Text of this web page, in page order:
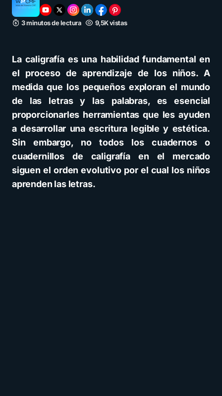
3 minutos de lectura 9,5K vistas
La caligrafía es una habilidad fundamental en
el proceso de aprendizaje de los niños. A
medida que los pequeños exploran el mundo
de las letras y las palabras, es esencial
proporcionarles herramientas que les ayuden
a desarrollar una escritura legible y estética.
Sin embargo, no todos los cuadernos o
cuadernillos de caligrafía en el mercado
siguen el orden evolutivo por el cual los niños
aprenden las letras.